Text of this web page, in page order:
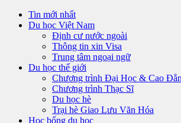
Tin mới nhất
Du học Việt Nam
Định cư nước ngoài
Thông tin xin Visa
Trung tâm ngoại ngữ
Du học thế giới
Chương trình Đại Học & Cao
Chương trình Thạc Sĩ
Du học hè
Trại hè Giao Lưu Văn Hóa
Học bổng du học